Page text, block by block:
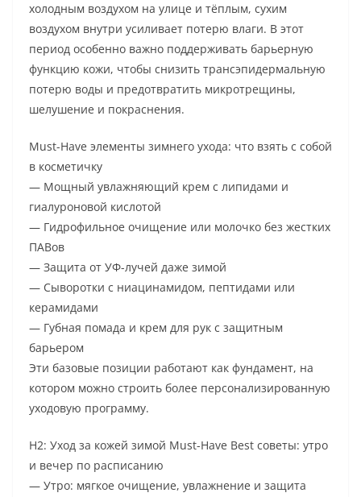
холодным воздухом на улице и тёплым, сухим
воздухом внутри усиливает потерю влаги. В этот
период особенно важно поддерживать барьерную
функцию кожи, чтобы снизить трансэпидермальную
потерю воды и предотвратить микротрещины,
шелушение и покраснения.
Must-Have элементы зимнего ухода: что взять с собой
в косметичку
— Мощный увлажняющий крем с липидами и
гиалуроновой кислотой
— Гидрофильное очищение или молочко без жестких
ПАВов
— Защита от УФ-лучей даже зимой
— Сыворотки с ниацинамидом, пептидами или
керамидами
— Губная помада и крем для рук с защитным
барьером
Эти базовые позиции работают как фундамент, на
котором можно строить более персонализированную
уходовую программу.
H2: Уход за кожей зимой Must-Have Best советы: утро
и вечер по расписанию
— Утро: мягкое очищение, увлажнение и защита